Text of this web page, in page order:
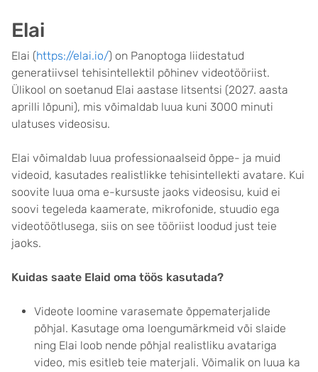
Elai
Elai (https://elai.io/) on Panoptoga liidestatud
generatiivsel tehisintellektil põhinev videotööriist.
Ülikool on soetanud Elai aastase litsentsi (2027. aasta
aprilli lõpuni), mis võimaldab luua kuni 3000 minuti
ulatuses videosisu.
Elai võimaldab luua professionaalseid õppe- ja muid
videoid, kasutades realistlikke tehisintellekti avatare. Kui
soovite luua oma e-kursuste jaoks videosisu, kuid ei
soovi tegeleda kaamerate, mikrofonide, stuudio ega
videotöötlusega, siis on see tööriist loodud just teie
jaoks.
Kuidas saate Elaid oma töös kasutada?
Videote loomine varasemate õppematerjalide
põhjal. Kasutage oma loengumärkmeid või slaide
ning Elai loob nende põhjal realistliku avatariga
video, mis esitleb teie materjali. Võimalik on luua ka